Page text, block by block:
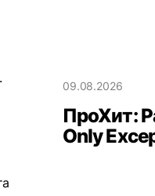
09.08.2026
ПроХит:
Only